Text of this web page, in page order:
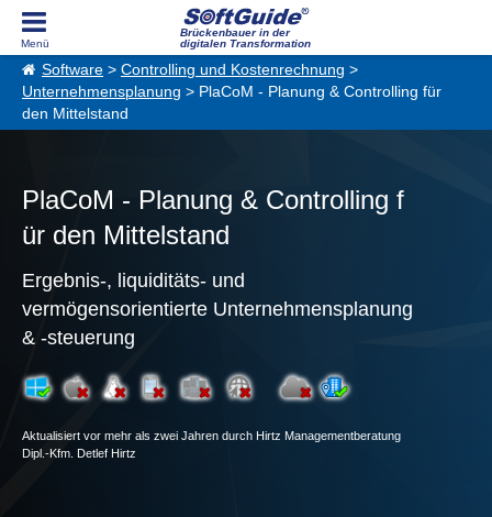
Brückenbauer in der
digitalen Transformation
Software > Controlling und Kostenrechnung >
Unternehmensplanung > PlaCoM - Planung & Controlling für
den Mittelstand
PlaCoM - Planung & Controlling f
ür den Mittelstand
Ergebnis-, liquiditäts- und
vermögensorientierte Unternehmensplanung
& -steuerung
Aktualisiert vor mehr als zwei Jahren durch Hirtz Managementberatung
Dipl.-Kfm. Detlef Hirtz